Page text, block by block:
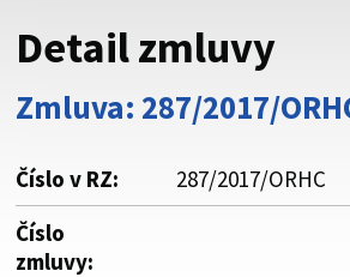
Buďte pozorní a vždy sa uistite, že
cez zabezpečenú webovú stránku.
vždy začína https:// pred názvom
Detail zmluvy
Zmluva: 287/2017/
Číslo v RZ:
287/2017/ORHC
Číslo
zmluvy: